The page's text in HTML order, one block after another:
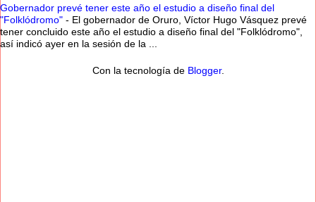
Gobernador prevé tener este año el estudio a diseño final del
"Folklódromo" - El gobernador de Oruro, Víctor Hugo Vásquez prevé
tener concluido este año el estudio a diseño final del "Folklódromo",
así indicó ayer en la sesión de la ...
Con la tecnología de Blogger.